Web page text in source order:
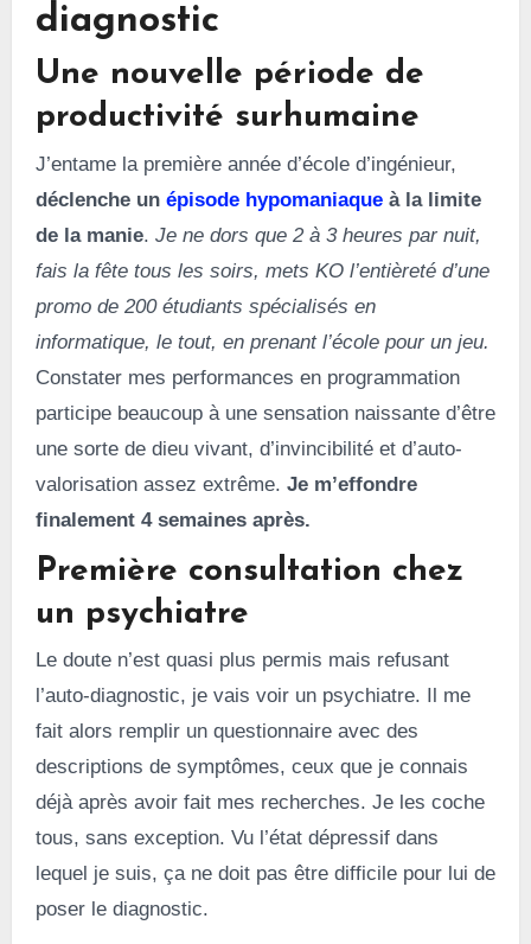
diagnostic
Une nouvelle période de
productivité surhumaine
J’entame la première année d’école d’ingénieur,
déclenche un épisode hypomaniaqueà la limite
de la manie. Je ne dors que 2 à 3 heures par nuit,
fais la fête tous les soirs, mets KO l’entièreté d’une
promo de 200 étudiants spécialisés en
informatique, le tout, en prenant l’école pour un jeu.
Constater mes performances en programmation
participe beaucoup à une sensation naissante d’être
une sorte de dieu vivant, d’invincibilité et d’auto-
valorisation assez extrême. Je m’effondre
finalement 4 semaines après.
Première consultation chez
un psychiatre
Le doute n’est quasi plus permis mais refusant
l’auto-diagnostic, je vais voir un psychiatre. Il me
fait alors remplir un questionnaire avec des
descriptions de symptômes, ceux que je connais
déjà après avoir fait mes recherches. Je les coche
tous, sans exception. Vu l’état dépressif dans
lequel je suis, ça ne doit pas être difficile pour lui de
poser le diagnostic.